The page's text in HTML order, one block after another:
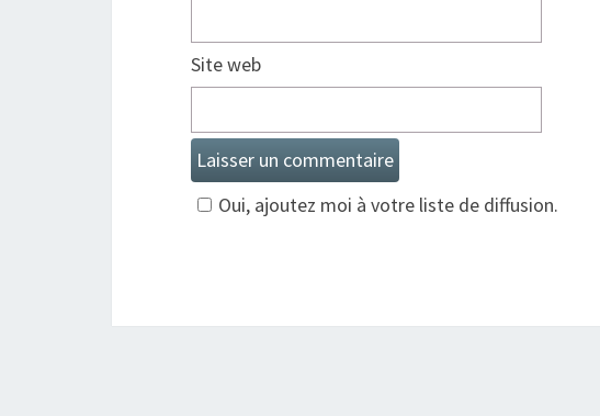
Site web
Oui, ajoutez moi à votre liste de diffusion.